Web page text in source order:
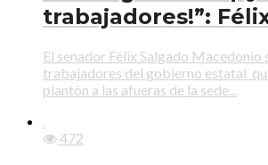
trabajadores!”:
El senador Félix Salgado
trabajadores del gobierno estatal
plantón a las afueras de la sede...
472